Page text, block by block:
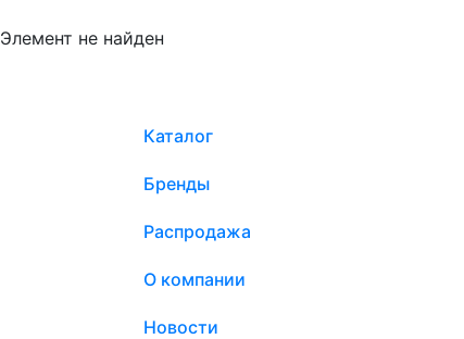
Элемент не найден
Каталог
Бренды
Распродажа
О компании
Новости